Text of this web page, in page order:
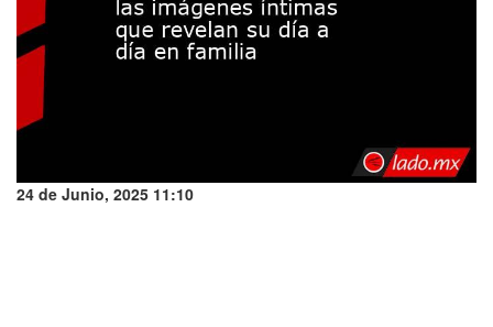
24 de Junio, 2025 11:10